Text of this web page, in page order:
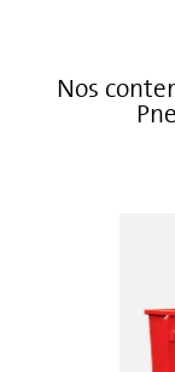
Nos